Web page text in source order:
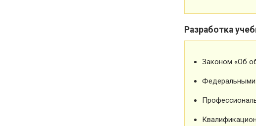
Разработка
Законом «Об
Федеральными